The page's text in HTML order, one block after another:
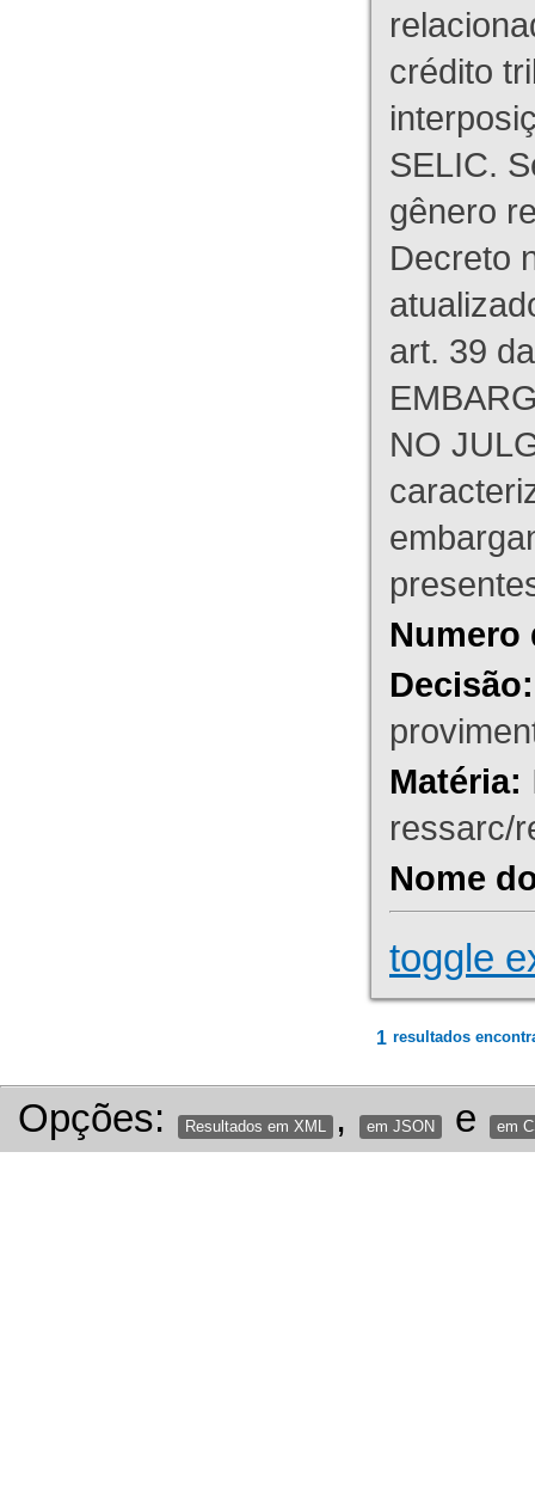
crédito
SELIC.
gênero
Decreto
art. 39
NO
Numero
Decisão:
Matéria:
ressarc/
Nome
toggle
1 resultados
Opções: Resultados em XML , em JSON e em